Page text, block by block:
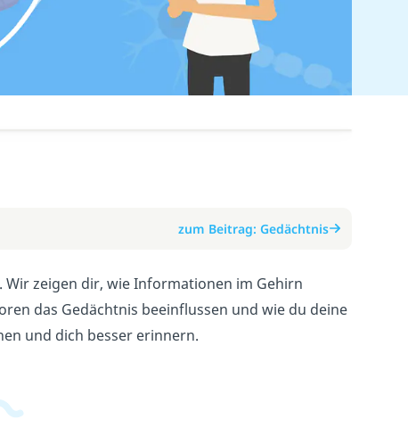
zum Beitrag: Gedächtnis
zeigen dir, wie Informationen im Gehirn
das Gedächtnis beeinflussen und wie du deine
und dich besser erinnern.